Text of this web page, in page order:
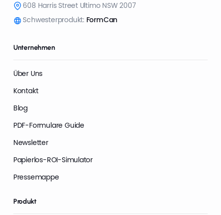
608 Harris Street Ultimo NSW 2007
Schwesterprodukt: FormCan
Unternehmen
Über Uns
Kontakt
Blog
PDF-Formulare Guide
Newsletter
Papierlos-ROI-Simulator
Pressemappe
Produkt